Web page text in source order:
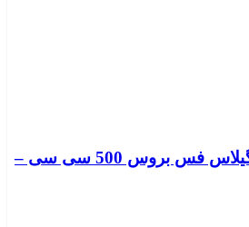
آبجو بدون الکل گیلاس فس بروس 500 سی سی –